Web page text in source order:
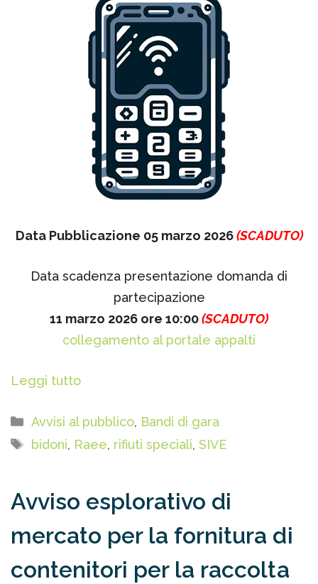
Data Pubblicazione 05 marzo 2026(SCADUTO)
Data scadenza presentazione domanda di
partecipazione
11 marzo 2026 ore 10:00(SCADUTO)
collegamento al portale appalti
Leggi tutto
Categorie
Avvisi al pubblico, Bandi di gara
Tag
bidoni, Raee, rifiuti speciali, SIVE
Avviso esplorativo di
mercato per la fornitura di
contenitori per la raccolta